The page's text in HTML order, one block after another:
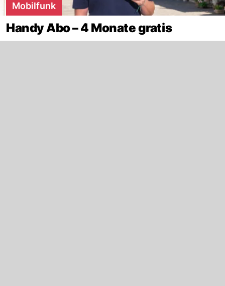
Mobilfunk
Handy Abo – 4 Monate gratis